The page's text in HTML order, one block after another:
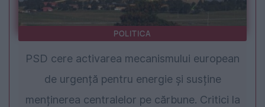
POLITICA
PSD cere activarea mecanismului european
de urgență pentru energie și susține
menținerea centralelor pe cărbune. Critici la